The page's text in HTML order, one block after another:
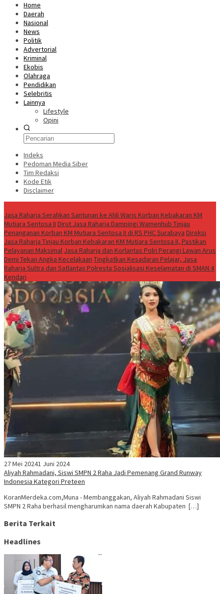
Home
Daerah
Nasional
News
Politik
Advertorial
Kriminal
Ekobis
Olahraga
Pendidikan
Selebritis
Lainnya
Lifestyle
Opini
Indeks
Pedoman Media Siber
Tim Redaksi
Kode Etik
Disclaimer
Jasa Raharja Serahkan Santunan ke Ahli Waris Korban Kebakaran KM
Mutiara Sentosa II Dirut Jasa Raharja Dampingi Wamenhub Tinjau
Penanganan Korban KM Mutiara Sentosa II di RS PHC Surabaya Direksi
Jasa Raharja Tinjau Korban Kebakaran KM Mutiara Sentosa II, Pastikan
Pelayanan Maksimal Jasa Raharja dan Korlantas Polri Perangi Lawan Arus
Demi Tekan Angka Kecelakaan Tingkatkan Kesadaran Pelajar, Jasa
Raharja Sultra dan Satlantas Polresta Sosialisasi Keselamatan di SMAN 4
Kendari
27 Mei 20241 Juni 2024
Aliyah Rahmadani, Siswi SMPN 2 Raha Jadi Pemenang Grand Runway
Indonesia Kategori Preteen
KoranMerdeka.com,Muna - Membanggakan, Aliyah Rahmadani Siswi
SMPN 2 Raha berhasil mengharumkan nama daerah Kabupaten […]
Berita Terkait
Headlines